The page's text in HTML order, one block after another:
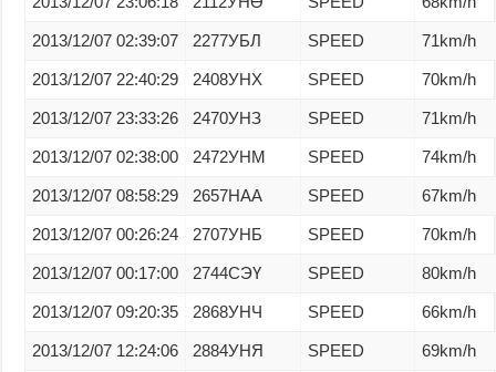
2013/12/07 02:39:07 2277УБЛ SPEED 71km/h
2013/12/07 22:40:29 2408УНХ SPEED 70km/h
2013/12/07 23:33:26 2470УНЗ SPEED 71km/h
2013/12/07 02:38:00 2472УНМ SPEED 74km/h
2013/12/07 08:58:29 2657НАА SPEED 67km/h
2013/12/07 00:26:24 2707УНБ SPEED 70km/h
2013/12/07 00:17:00 2744СЭҮ SPEED 80km/h
2013/12/07 09:20:35 2868УНЧ SPEED 66km/h
2013/12/07 12:24:06 2884УНЯ SPEED 69km/h